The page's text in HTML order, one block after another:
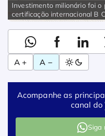
Investimento milionário foi
certificação internacional B
A + A −
Acompanhe as
canal do
Siga